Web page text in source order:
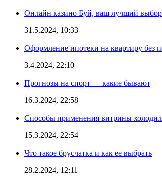
Онлайн казино Буй, ваш лучший выбор
31.5.2024, 10:33
Оформление ипотеки на квартиру без
3.4.2024, 22:10
Прогнозы на спорт — какие бывают
16.3.2024, 22:58
Способы применения витрины
15.3.2024, 22:54
Что такое брусчатка и как ее выбрать
28.2.2024, 12:11